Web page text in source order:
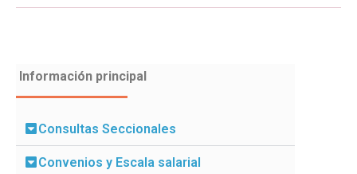
Información principal
Consultas Seccionales
Convenios y Escala salarial